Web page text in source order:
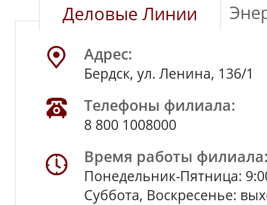
Деловые Линии
Адрес:
Бердск, ул. Ленина, 136/1
Телефоны филиала:
8 800 1008000
Время работы
Понедельник-Пятница:
Суббота, Воскресенье: